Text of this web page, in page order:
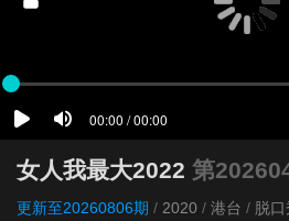
女人我最大2022 第
更新至20260806期 / 2020 / 港台 / 脱口